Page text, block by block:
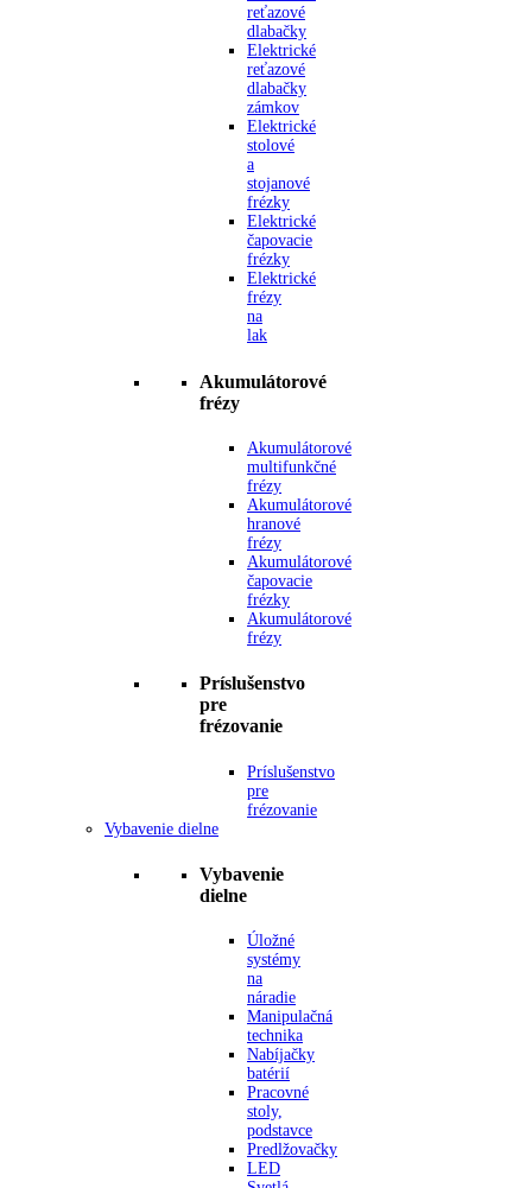
reťazové
dlabačky
Elektrické
reťazové
dlabačky
zámkov
Elektrické
stolové
a
stojanové
frézky
Elektrické
čapovacie
frézky
Elektrické
frézy
na
lak
Akumulátorové
frézy
Akumulátorové
multifunkčné
frézy
Akumulátorové
hranové
frézy
Akumulátorové
čapovacie
frézky
Akumulátorové
frézy
Príslušenstvo
pre
frézovanie
Príslušenstvo
pre
frézovanie
Vybavenie dielne
Vybavenie
dielne
Úložné
systémy
na
náradie
Manipulačná
technika
Nabíjačky
batérií
Pracovné
stoly,
podstavce
Predlžovačky
LED